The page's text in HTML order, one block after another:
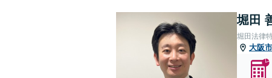
堀田
堀田法律
大阪